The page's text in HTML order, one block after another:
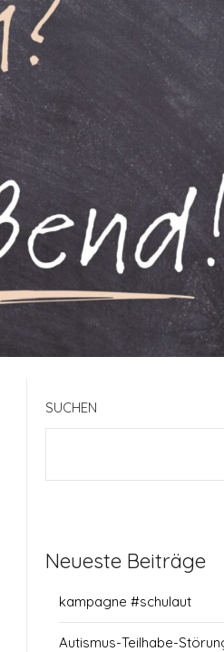
SUCHEN
Neueste Beiträge
kampagne #schulaut
Autismus-Teilhabe-